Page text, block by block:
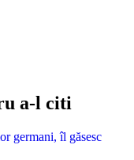
a-l citi